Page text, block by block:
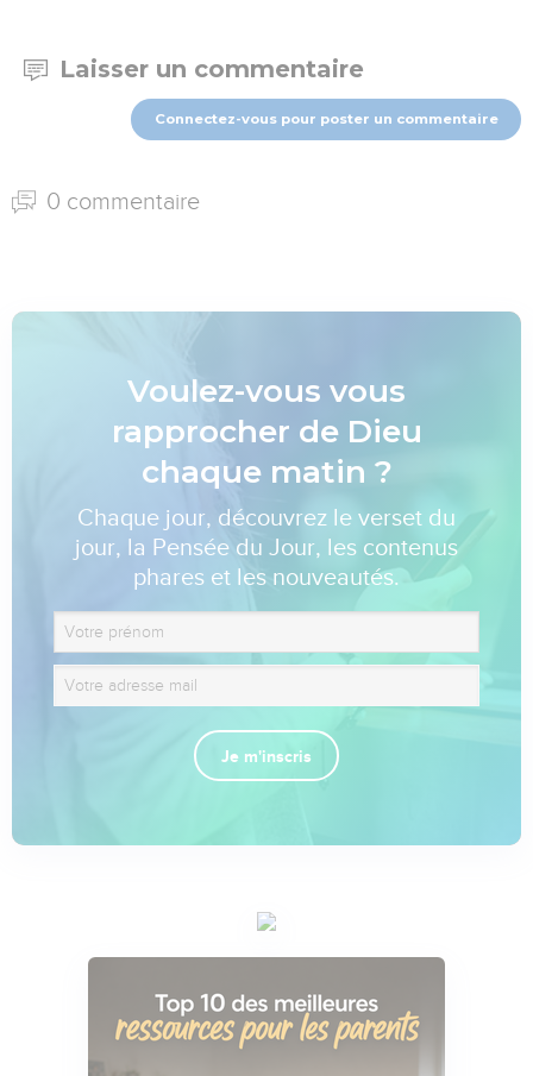
Laisser un commentaire
Connectez-vous pour poster un commentaire
0 commentaire
Voulez-vous vous
rapprocher de Dieu
chaque matin ?
Chaque jour, découvrez le verset du
jour, la Pensée du Jour, les contenus
phares et les nouveautés.
Je m'inscris